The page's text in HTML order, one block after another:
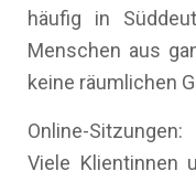
häufig in
Menschen aus
keine räumlichen
Online-Sitzungen:
Viele Klientinnen